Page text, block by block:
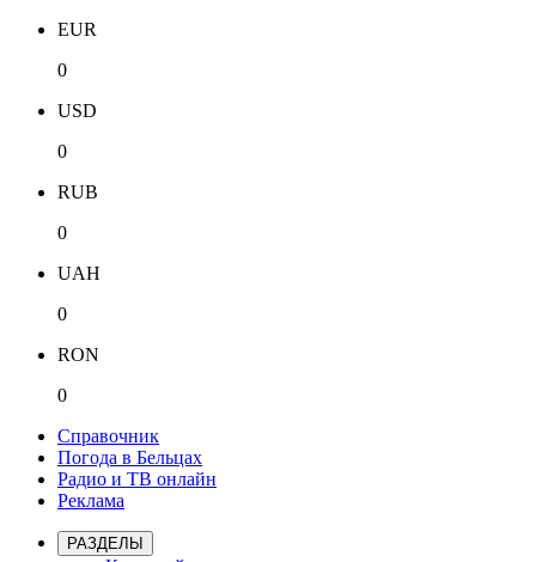
EUR
0
USD
0
RUB
0
UAH
0
RON
0
Справочник
Погода в Бельцах
Радио и ТВ онлайн
Реклама
РАЗДЕЛЫ